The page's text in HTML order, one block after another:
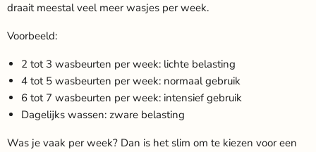
draait meestal veel meer wasjes per week.
Voorbeeld:
2 tot 3 wasbeurten per week: lichte belasting
4 tot 5 wasbeurten per week: normaal gebruik
6 tot 7 wasbeurten per week: intensief gebruik
Dagelijks wassen: zware belasting
Was je vaak per week? Dan is het slim om te kiezen voor een